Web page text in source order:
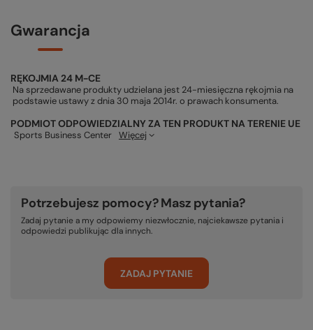
Gwarancja
RĘKOJMIA 24 M-CE
Na sprzedawane produkty udzielana jest 24-miesięczna rękojmia na
podstawie ustawy z dnia 30 maja 2014r. o prawach konsumenta.
PODMIOT ODPOWIEDZIALNY ZA TEN PRODUKT NA TERENIE UE
Sports Business Center Więcej
Potrzebujesz pomocy? Masz pytania?
Zadaj pytanie a my odpowiemy niezwłocznie, najciekawsze pytania i
odpowiedzi publikując dla innych.
ZADAJ PYTANIE